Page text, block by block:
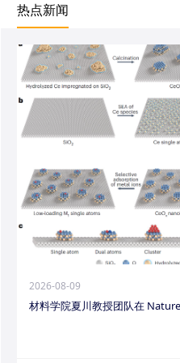
热点新闻
2026-08-09
材料学院夏川教授团队在